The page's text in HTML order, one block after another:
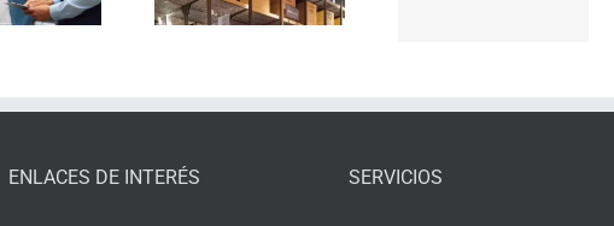
SECCIÓN
ENLACES DE INTERÉS SERVICIOS